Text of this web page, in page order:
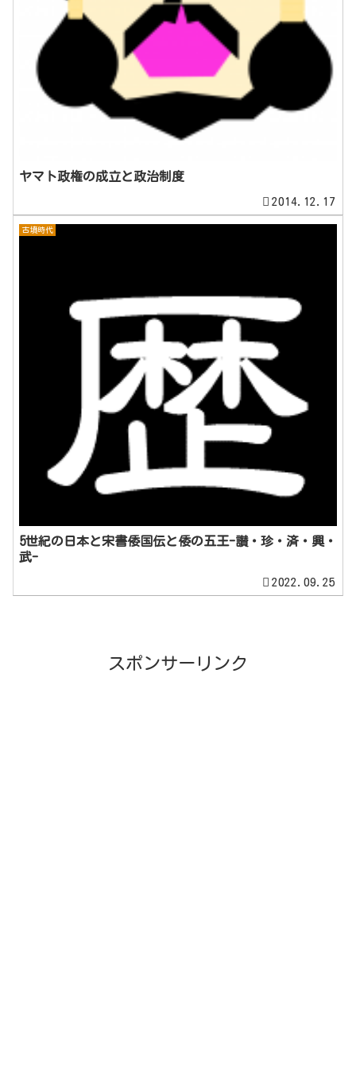
ヤマト政権の成立と政治制度
2014.12.17
古墳時代
5世紀の日本と宋書倭国伝と倭の五王-讃・珍・済・興・
武-
2022.09.25
スポンサーリンク